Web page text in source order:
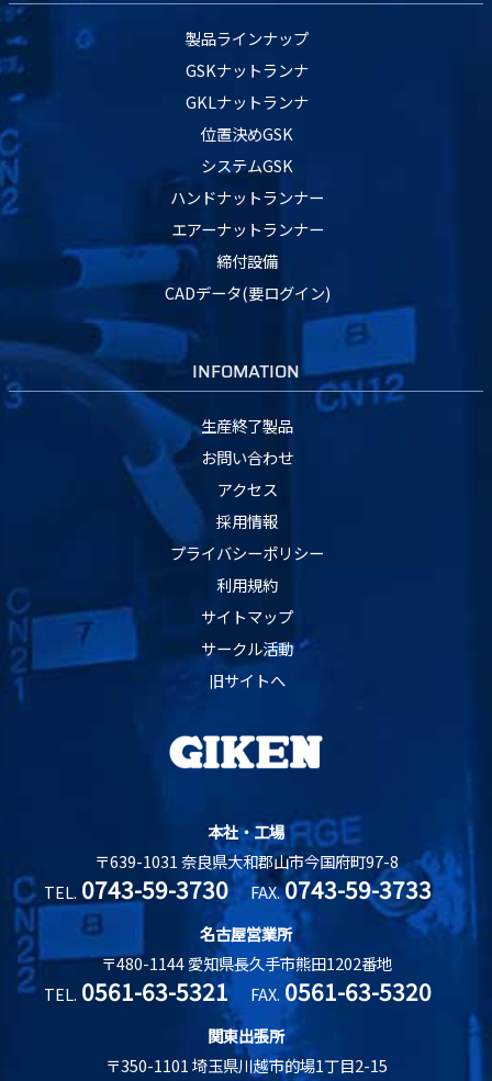
製品ラインナップ
GSKナットランナ
GKLナットランナ
位置決めGSK
システムGSK
ハンドナットランナー
エアーナットランナー
締付設備
CADデータ(要ログイン)
INFOMATION
生産終了製品
お問い合わせ
アクセス
採用情報
プライバシーポリシー
利用規約
サイトマップ
サークル活動
旧サイトへ
本社・工場
〒639-1031 奈良県大和郡山市今国府町97-8
TEL. 0743-59-3730 FAX.0743-59-3733
名古屋営業所
〒480-1144 愛知県長久手市熊田1202番地
TEL. 0561-63-5321 FAX. 0561-63-5320
関東出張所
〒350-1101 埼玉県川越市的場1丁目2-15